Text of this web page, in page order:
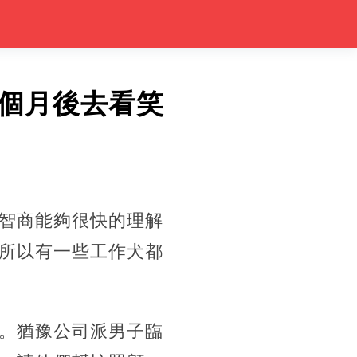
月後去看笑
商能夠很快的理解
以有一些工作犬都
猶豫公司派男子臨